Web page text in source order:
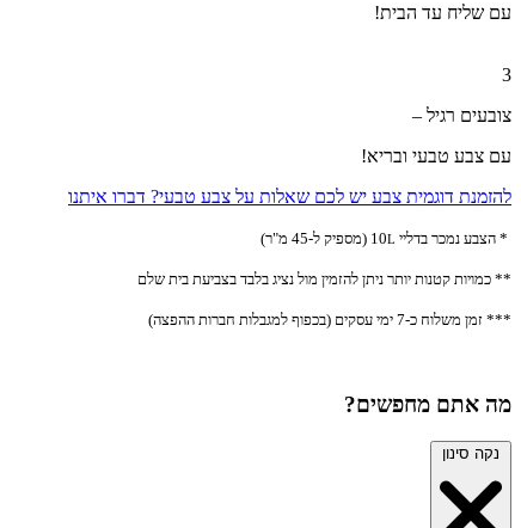
עם שליח עד הבית!
3
צובעים רגיל –
עם צבע טבעי ובריא!
להזמנת דוגמית צבע יש לכם שאלות על צבע טבעי? דברו איתנו
* הצבע נמכר בדליי 10 L (מספיק ל-45 מ"ר)
** כמויות קטנות יותר ניתן להזמין מול נציג בלבד בצביעת בית שלם
*** זמן משלוח כ-7 ימי עסקים (בכפוף למגבלות חברות ההפצה)
מה אתם מחפשים?
נקה סינון